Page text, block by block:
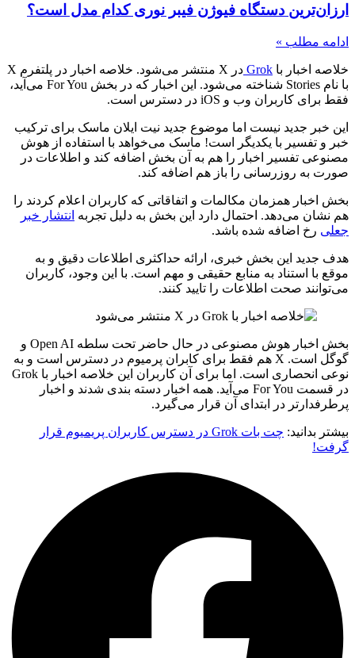
ارزان‌ترین دستگاه فیوژن فیبر نوری کدام مدل است؟
ادامه مطلب »
خلاصه اخبار با Grok
در X منتشر می‌شود. خلاصه اخبار در پلتفرم X
با نام Stories شناخته می‌شود. این اخبار که در بخش For You می‌آید،
فقط برای کاربران وب و iOS در دسترس است.
این خبر جدید نیست اما موضوع جدید نیت ایلان ماسک برای ترکیب
خبر و تفسیر با یکدیگر است! ماسک می‌خواهد با استفاده از هوش
مصنوعی تفسیر اخبار را هم به آن بخش اضافه کند و اطلاعات در
صورت به روزرسانی را باز هم اضافه کند.
بخش اخبار همزمان مکالمات و اتفاقاتی که کاربران اعلام کردند را
هم نشان می‌دهد. احتمال دارد این بخش به دلیل تجربه انتشار خبر
جعلی رخ اضافه شده باشد.
هدف جدید این بخش خبری، ارائه حداکثری اطلاعات دقیق و به
موقع با استناد به منابع حقیقی و مهم است. با این وجود، کاربران
می‌توانند صحت اطلاعات را تایید کنند.
بخش اخبار هوش مصنوعی در حال حاضر تحت سلطه Open AI و
گوگل است. X هم فقط برای کابران پرمیوم در دسترس است و به
نوعی انحصاری است. اما برای آن کاربران این خلاصه اخبار با Grok
در قسمت For You می‌آید. همه اخبار دسته بندی شدند و اخبار
پرطرفدارتر در ابتدای آن قرار می‌گیرد.
بیشتر بدانید:
چت بات Grok در دسترس کاربران پریمیوم قرار
گرفت!